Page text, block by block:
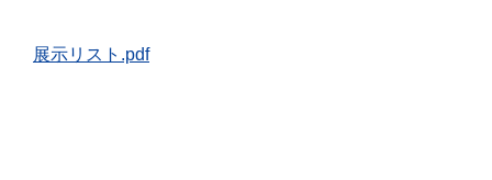
展示リスト.pdf